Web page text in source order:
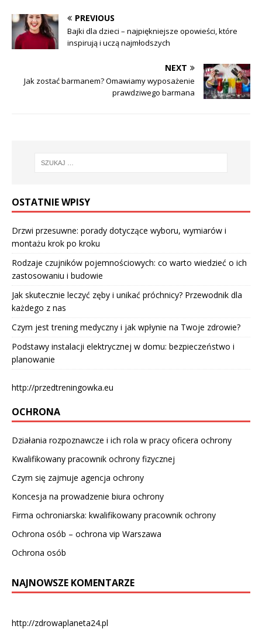
PREVIOUS
Bajki dla dzieci – najpiękniejsze opowieści, które
inspirują i uczą najmłodszych
NEXT
Jak zostać barmanem? Omawiamy wyposażenie
prawdziwego barmana
OSTATNIE WPISY
Drzwi przesuwne: porady dotyczące wyboru, wymiarów i
montażu krok po kroku
Rodzaje czujników pojemnościowych: co warto wiedzieć o ich
zastosowaniu i budowie
Jak skutecznie leczyć zęby i unikać próchnicy? Przewodnik dla
każdego z nas
Czym jest trening medyczny i jak wpłynie na Twoje zdrowie?
Podstawy instalacji elektrycznej w domu: bezpieczeństwo i
planowanie
http://przedtreningowka.eu
OCHRONA
Działania rozpoznawcze i ich rola w pracy oficera ochrony
Kwalifikowany pracownik ochrony fizycznej
Czym się zajmuje agencja ochrony
Koncesja na prowadzenie biura ochrony
Firma ochroniarska: kwalifikowany pracownik ochrony
Ochrona osób – ochrona vip Warszawa
Ochrona osób
NAJNOWSZE KOMENTARZE
http://zdrowaplaneta24.pl